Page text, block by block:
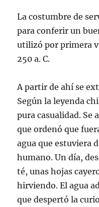
La costumbre de
para conferir un
utilizó por primera
250 a. C.
A partir de ahí se
Según la leyenda
pura casualidad. Se
que ordenó que
agua que estuviera
humano. Un día,
té, unas hojas
hirviendo. El agua
que despertó la